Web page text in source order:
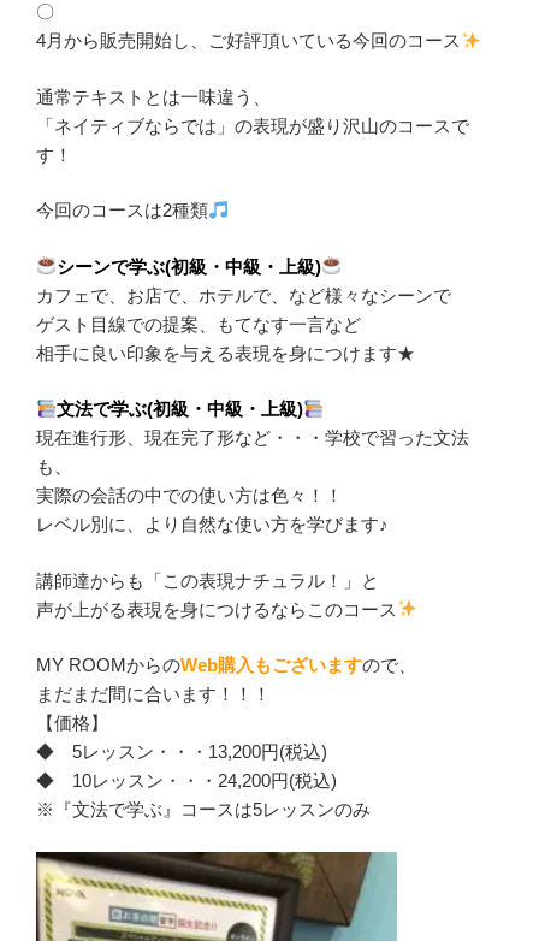
〇
4月から販売開始し、ご好評頂いている今回のコース
通常テキストとは一味違う、
「ネイティブならでは」の表現が盛り沢山のコースで
す！
今回のコースは2種類
シーンで学ぶ(初級・中級・上級)
カフェで、お店で、ホテルで、など様々なシーンで
ゲスト目線での提案、もてなす一言など
相手に良い印象を与える表現を身につけます★
文法で学ぶ(初級・中級・上級)
現在進行形、現在完了形など・・・学校で習った文法
も、
実際の会話の中での使い方は色々！！
レベル別に、より自然な使い方を学びます♪
講師達からも「この表現ナチュラル！」と
声が上がる表現を身につけるならこのコース
MY ROOMからのWeb購入もございますので、
まだまだ間に合います！！！
【価格】
◆ 5レッスン・・・13,200円(税込)
◆ 10レッスン・・・24,200円(税込)
※『文法で学ぶ』コースは5レッスンのみ